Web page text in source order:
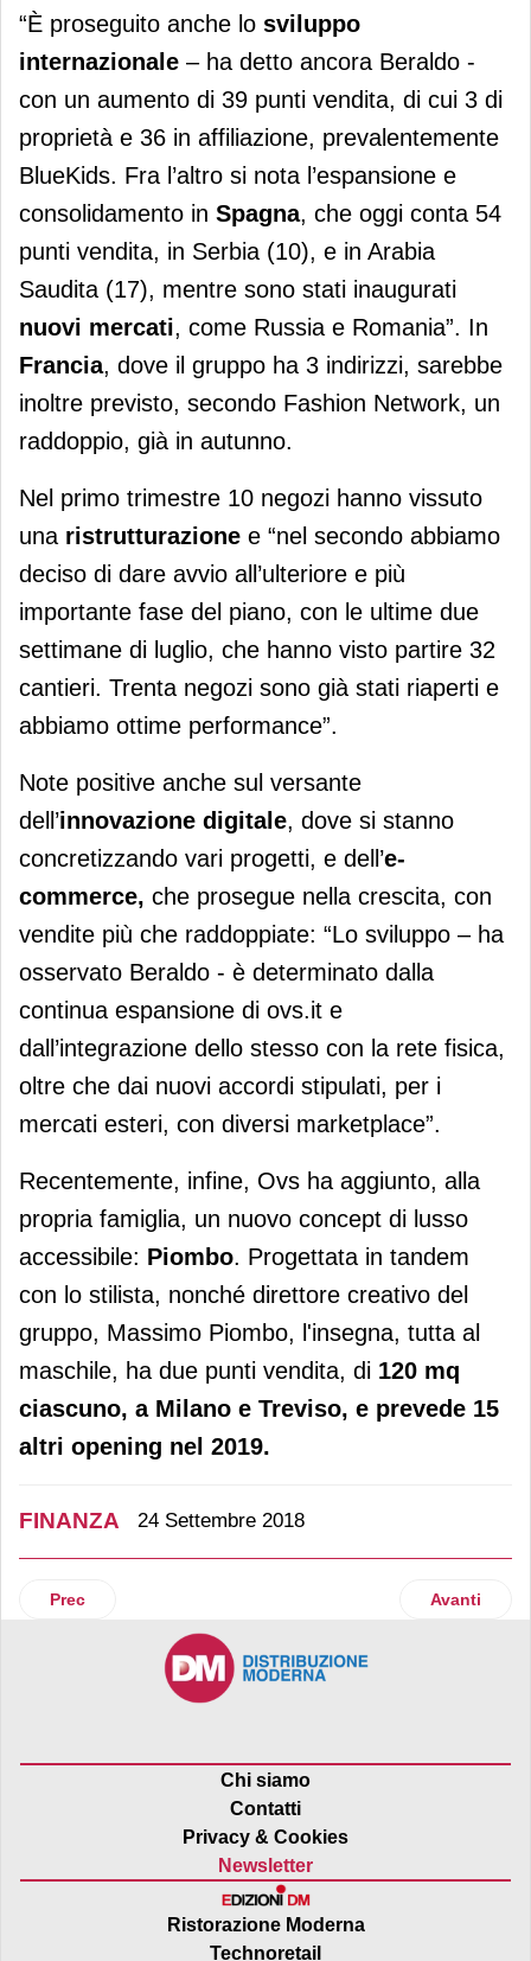
“È proseguito anche lo sviluppo
internazionale – ha detto ancora Beraldo -
con un aumento di 39 punti vendita, di cui 3 di
proprietà e 36 in affiliazione, prevalentemente
BlueKids. Fra l’altro si nota l’espansione e
consolidamento in Spagna, che oggi conta 54
punti vendita, in Serbia (10), e in Arabia
Saudita (17), mentre sono stati inaugurati
nuovi mercati, come Russia e Romania”. In
Francia, dove il gruppo ha 3 indirizzi, sarebbe
inoltre previsto, secondo Fashion Network, un
raddoppio, già in autunno.
Nel primo trimestre 10 negozi hanno vissuto
una ristrutturazione e “nel secondo abbiamo
deciso di dare avvio all’ulteriore e più
importante fase del piano, con le ultime due
settimane di luglio, che hanno visto partire 32
cantieri. Trenta negozi sono già stati riaperti e
abbiamo ottime performance”.
Note positive anche sul versante
dell’innovazione digitale, dove si stanno
concretizzando vari progetti, e dell’e-
commerce, che prosegue nella crescita, con
vendite più che raddoppiate: “Lo sviluppo – ha
osservato Beraldo - è determinato dalla
continua espansione di ovs.it e
dall’integrazione dello stesso con la rete fisica,
oltre che dai nuovi accordi stipulati, per i
mercati esteri, con diversi marketplace”.
Recentemente, infine, Ovs ha aggiunto, alla
propria famiglia, un nuovo concept di lusso
accessibile: Piombo. Progettata in tandem
con lo stilista, nonché direttore creativo del
gruppo, Massimo Piombo, l'insegna, tutta al
maschile, ha due punti vendita, di 120 mq
ciascuno, a Milano e Treviso, e prevede 15
altri opening nel 2019.
FINANZA 24 Settembre 2018
Articolo precedente: Granarolo e Giv, alleanza nel vino sul
Prec Articolo
Avanti
Chi siamo
Contatti
Privacy & Cookies
Newsletter
Ristorazione Moderna
Technoretail